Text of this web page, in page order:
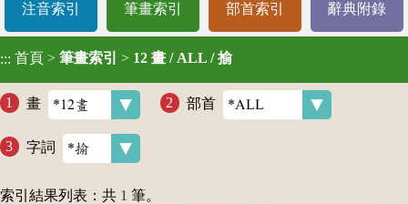
注音索引 筆畫索引 部首索引 辭典附錄
::: 首頁 > 筆畫索引 > 12 畫 / ALL / 揄
畫 部首
字詞
索引結果列表：共 1 筆。